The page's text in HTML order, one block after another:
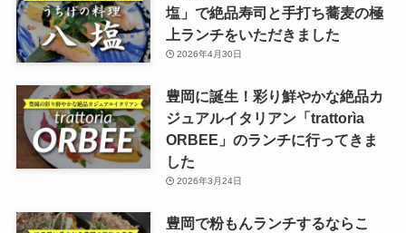
塩」で絶品寿司と手打ち蕎麦の極
上ランチをいただきました
2026年4月30日
豊岡に誕生！彩り鮮やかな絶品カ
ジュアルイタリアン「trattorìa
ORBEE」のランチに行ってきま
した
2026年3月24日
豊岡で粉もんランチするならこ